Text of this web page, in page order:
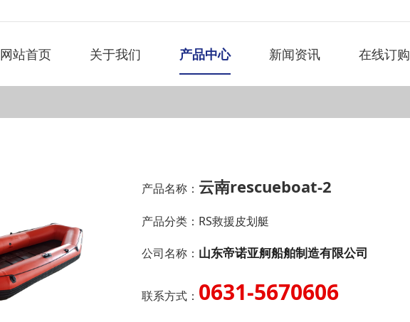
网站首页 关于我们 产品中心 新闻资讯 在线订购
产品名称： 云南rescueboat-2
产品分类： RS救援皮划艇
公司名称： 山东帝诺亚舸船舶制造有限公司
联系方式： 0631-5670606